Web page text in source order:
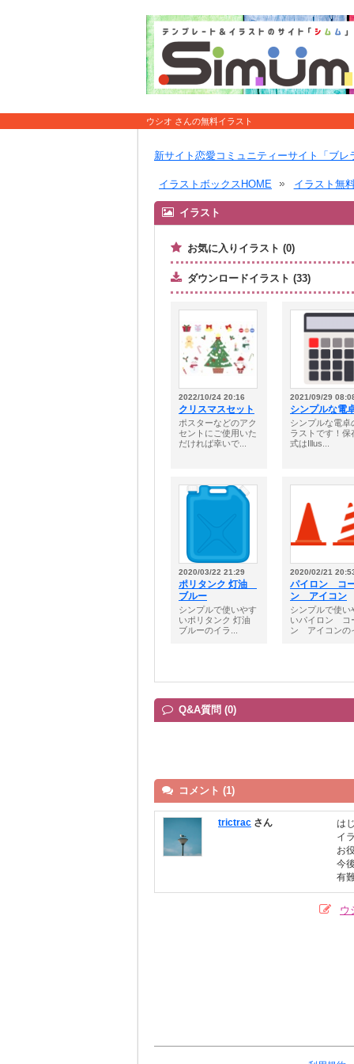
ウシオ さんの無料イラスト
新サイト恋愛コミュニティーサイト「ブレ
イラストボックスHOME イラスト無
イラスト
お気に入りイラスト (0)
ダウンロードイラスト (33)
2022/10/24 20:16
クリスマスセット
ポスターなどのアク
セントにご使用いた
だければ幸いで...
2021/09/29
シンプルな電
シンプルな電卓
ラストです！保
式はIllus...
2020/03/22 21:29
ポリタンク 灯油
ブルー
シンプルで使いやす
いポリタンク 灯油
ブルーのイラ...
2020/02/21
パイロン コ
ン アイコン
シンプルで使い
いパイロン コ
ン アイコンの
Q&A質問 (0)
コメント (1)
trictrac さん
は
イ
お
今
有
ウ